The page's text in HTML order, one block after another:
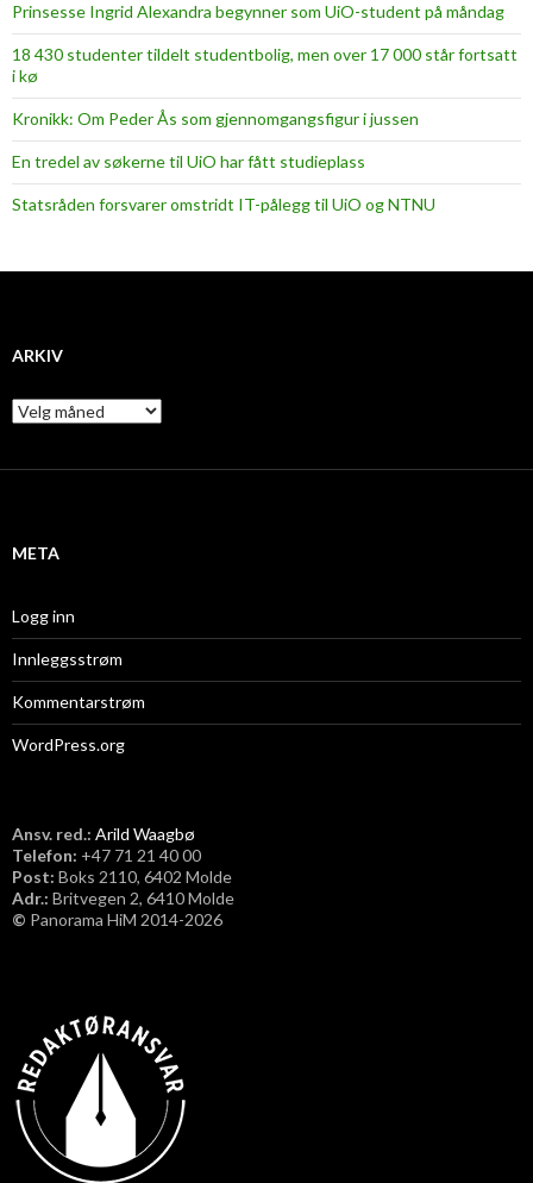
Prinsesse Ingrid Alexandra begynner som UiO-student på måndag
18 430 studenter tildelt studentbolig, men over 17 000 står fortsatt
i kø
Kronikk: Om Peder Ås som gjennomgangsfigur i jussen
En tredel av søkerne til UiO har fått studieplass
Statsråden forsvarer omstridt IT-pålegg til UiO og NTNU
ARKIV
A
r
i
META
Logg inn
Innleggsstrøm
Kommentarstrøm
WordPress.org
Ansv. red.: Arild Waagbø
Telefon: ​+47 71 21 40 00
Post: Boks 2110, 6402 Molde
Adr.: Britvegen 2, 6410 Molde
© Panorama HiM 2014-2026